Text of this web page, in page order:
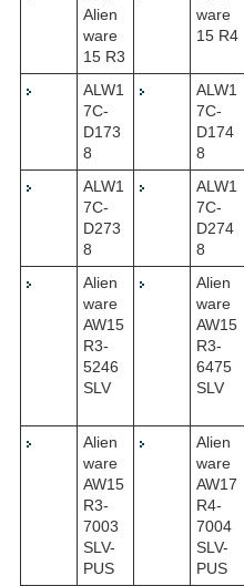
Alien
ware
15 R3
ware
15 R4
ALW1
7C-
D173
8
ALW1
7C-
D174
8
ALW1
7C-
D273
8
ALW1
7C-
D274
8
Alien
ware
AW15
R3-
5246
SLV
Alien
ware
AW15
R3-
6475
SLV
Alien
ware
AW15
R3-
7003
SLV-
PUS
Alien
ware
AW17
R4-
7004
SLV-
PUS